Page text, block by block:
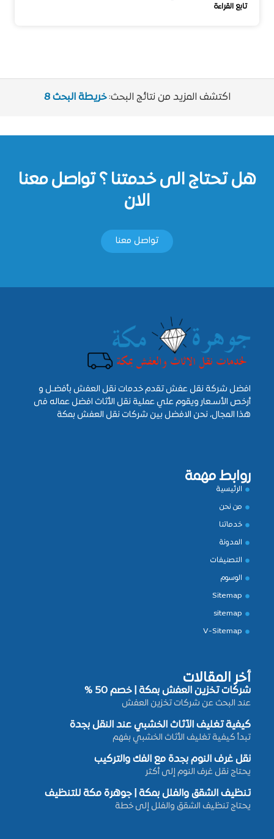
تابع القراءة
اكتشف المزيد من نتائج البحث:خريطة البحث 8
هل تحتاج الى خدمتنا ؟ تواصل معنا
الان
تواصل معنا
افضل شركة نقل عفش تقدم خدمات نقل العفش بأفضـل و
أرخص الأسـعار ويقوم علي عملية نقل الأثاث افضل عماله فى
هذا المجال، نحن الافضل بين شركات نقل العفش بمكة
روابط مهمة
الرئيسية
من نحن
خدماتنا
المدونة
التصنيفات
الوسوم
Sitemap
sitemap
V-Sitemap
أخر المقالات
شركات تخزين العفش بمكة | خصم 50 %
عند البحث عن شركات تخزين العفش
كيفية تغليف الأثاث الخشبي عند النقل بجدة
تبدأ كيفية تغليف الأثاث الخشبي بفهم
نقل غرف النوم بجدة مع الفك والتركيب
يحتاج نقل غرف النوم إلى أكثر
تنظيف الشقق والفلل بمكة | جوهرة مكة للتنظيف
يحتاج تنظيف الشقق والفلل إلى خطة